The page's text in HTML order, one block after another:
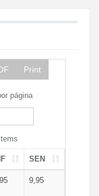
Print
página
SEN
9,95